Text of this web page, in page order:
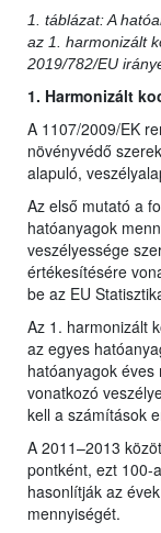
1. táblázat: A
az 1. harmonizált
2019/782/EU
1. Harmonizált
A 1107/2009/EK
növényvédő
alapuló,
Az első mutató a
hatóanyagok
veszélyessége
értékesítésére
be az EU
Az 1. harmonizált
az egyes
hatóanyagok
vonatkozó
kell a számítások
A 2011–2013
pontként, ezt 100-
hasonlítják az
mennyiségét.